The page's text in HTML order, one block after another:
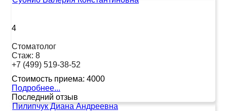
4
Стоматолог
Стаж: 8
+7 (499) 519-38-52
Стоимость приема: 4000
Подробнее...
Последний отзыв
Пилипчук Диана Андреевна